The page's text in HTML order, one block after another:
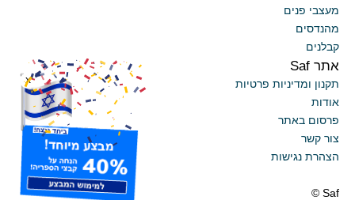
מעצבי פנים
מהנדסים
קבלנים
אתר Saf
תקנון ומדיניות פרטיות
אודות
פרסום באתר
צור קשר
הצהרת נגישות
Saf ©
x